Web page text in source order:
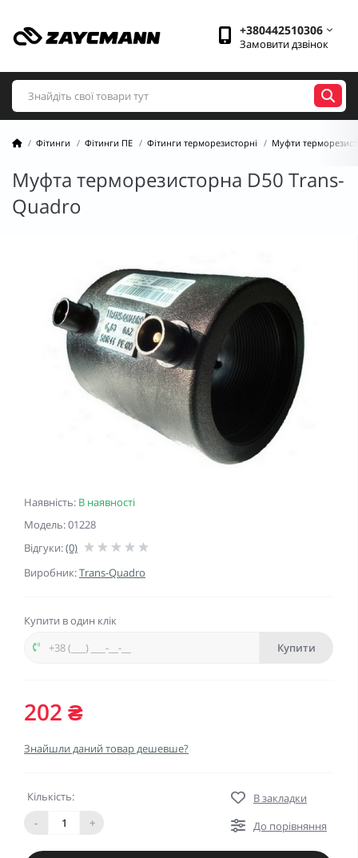
+380442510306
Замовити дзвінок
Фітинги Фітинги ПЕ Фітинги терморезисторні Муфти
Муфта терморезисторна D50 Trans-
Quadro
Наявність: В наявності
Модель: 01228
Відгуки:(0)
Виробник:Trans-Quadro
Купити в один клік
Купити
202 ₴
Знайшли даний товар дешевше?
Кількість:
-
+
В закладки
До порівняння